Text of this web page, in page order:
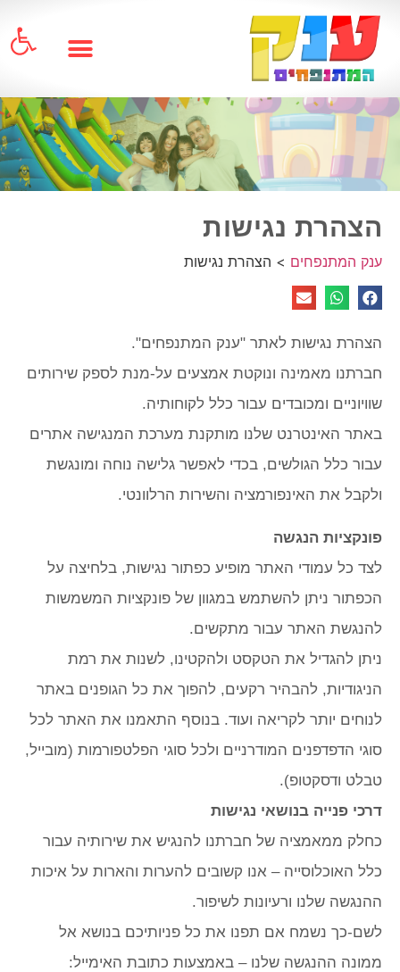
הצהרת נגישות
ענק המתנפחים > הצהרת נגישות
הצהרת נגישות לאתר "ענק המתנפחים".
חברתנו מאמינה ונוקטת אמצעים על-מנת לספק שירותים
שוויוניים ומכובדים עבור כלל לקוחותיה.
באתר האינטרנט שלנו מותקנת מערכת המנגישה אתרים
עבור כלל הגולשים, בכדי לאפשר גלישה נוחה ומונגשת
ולקבל את האינפורמציה והשירות הרלוונטי.
פונקציות הנגשה
לצד כל עמודי האתר מופיע כפתור נגישות, בלחיצה על
הכפתור ניתן להשתמש במגוון של פונקציות המשמשות
להנגשת האתר עבור מתקשים.
ניתן להגדיל את הטקסט ולהקטינו, לשנות את רמת
הניגודיות, להבהיר רקעים, להפוך את כל הגופנים באתר
לנוחים יותר לקריאה ועוד. בנוסף התאמנו את האתר לכל
סוגי הדפדפנים המודרניים ולכל סוגי הפלטפורמות (מובייל,
טבלט ודסקטופ).
דרכי פנייה בנושאי נגישות
כחלק ממאמציה של חברתנו להנגיש את שירותיה עבור
כלל האוכלוסייה – אנו קשובים להערות והארות על איכות
ההנגשה שלנו ורעיונות לשיפור.
לשם-כך נשמח אם תפנו את כל פניותיכם בנושא אל
ממונה ההנגשה שלנו – באמצעות כתובת האימייל: